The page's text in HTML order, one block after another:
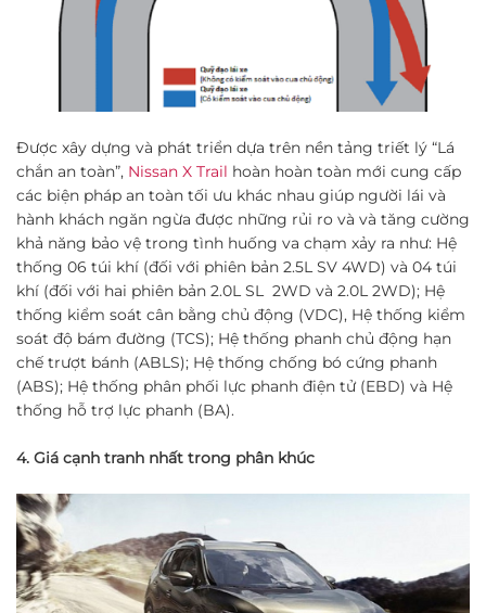
Được xây dựng và phát triển dựa trên nền tảng triết lý “Lá
chắn an toàn”, Nissan X Trail hoàn hoàn toàn mới cung cấp
các biện pháp an toàn tối ưu khác nhau giúp người lái và
hành khách ngăn ngừa được những rủi ro và và tăng cường
khả năng bảo vệ trong tình huống va chạm xảy ra như: Hệ
thống 06 túi khí (đối với phiên bản 2.5L SV 4WD) và 04 túi
khí (đối với hai phiên bản 2.0L SL 2WD và 2.0L 2WD); Hệ
thống kiểm soát cân bằng chủ động (VDC), Hệ thống kiểm
soát độ bám đường (TCS); Hệ thống phanh chủ động hạn
chế trượt bánh (ABLS); Hệ thống chống bó cứng phanh
(ABS); Hệ thống phân phối lực phanh điện tử (EBD) và Hệ
thống hỗ trợ lực phanh (BA).
4. Giá cạnh tranh nhất trong phân khúc